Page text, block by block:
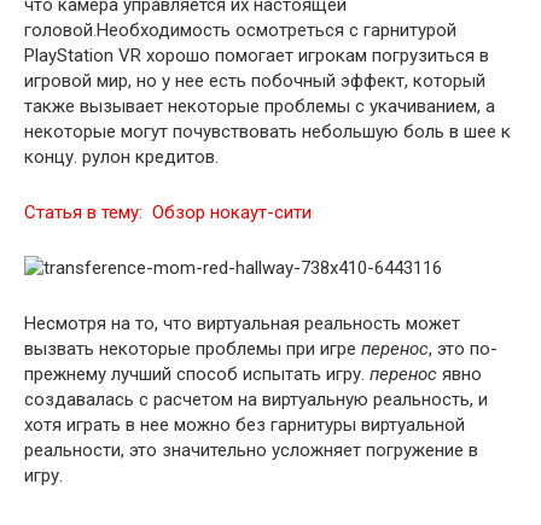
что камера управляется их настоящей
головой.Необходимость осмотреться с гарнитурой
PlayStation VR хорошо помогает игрокам погрузиться в
игровой мир, но у нее есть побочный эффект, который
также вызывает некоторые проблемы с укачиванием, а
некоторые могут почувствовать небольшую боль в шее к
концу. рулон кредитов.
Статья в тему: Обзор нокаут-сити
Несмотря на то, что виртуальная реальность может
вызвать некоторые проблемы при игре перенос, это по-
прежнему лучший способ испытать игру. перенос явно
создавалась с расчетом на виртуальную реальность, и
хотя играть в нее можно без гарнитуры виртуальной
реальности, это значительно усложняет погружение в
игру.